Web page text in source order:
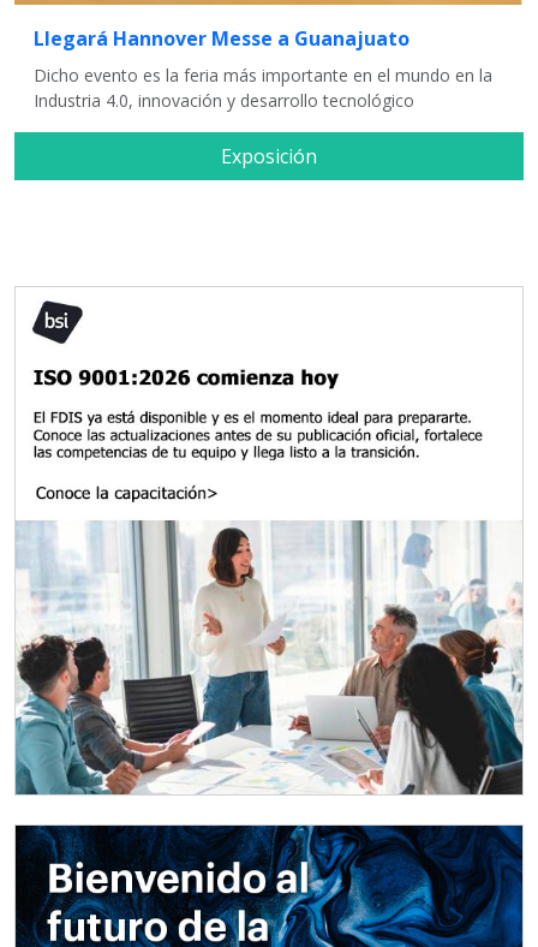
Llegará Hannover Messe a Guanajuato
Dicho evento es la feria más importante en el mundo en la
Industria 4.0, innovación y desarrollo tecnológico
Exposición